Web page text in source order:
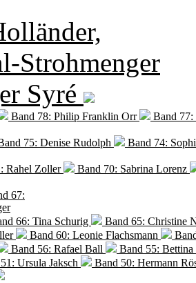
Strohmenger
Syré
Band 78: Philip Franklin Orr
Band
75: Denise Rudolph
Band 74:
Rahel Zoller
Band 70: Sabrina Lorenz
67:
66: Tina Schurig
Band 65: Christine
Band 60: Leonie Flachsmann
Band 56: Rafael Ball
Band 55:
Ursula Jaksch Band 50: Hermann